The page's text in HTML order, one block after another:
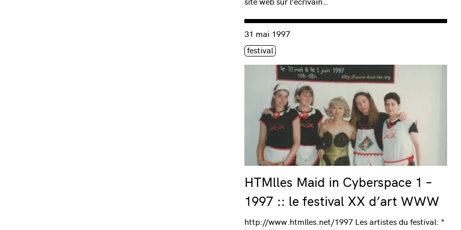
HTMlles Maid in Cyberspace 1 –
1997 :: le festival XX d’art WWW
Consulter « HTMlles Maid in Cyberspace 1 – 1997 :: le
31 mai 1997
Étiquette(s)
festival
http://www.htmlles.net/1997 Les artistes du festival: *